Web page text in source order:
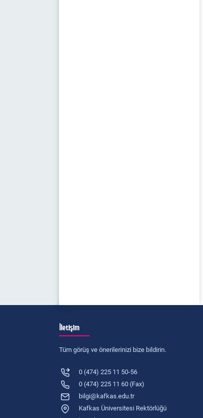
İletişim
Tüm görüş ve önerilerinizi bize bildirin.
0 (474) 225 11 50-56
0 (474) 225 11 60 (Fax)
bilgi@kafkas.edu.tr
Kafkas Üniversitesi Rektörlüğü